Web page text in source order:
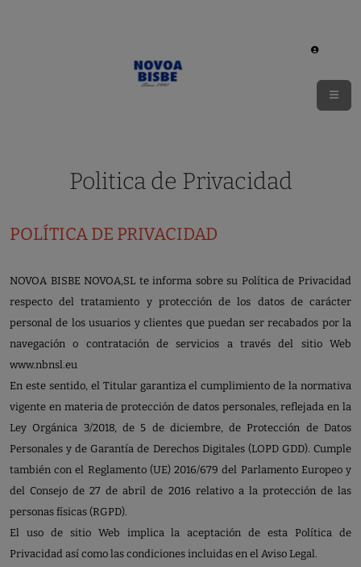
Politica de Privacidad
POLÍTICA DE PRIVACIDAD
NOVOA BISBE NOVOA,SL te informa sobre su Política de Privacidad
respecto del tratamiento y protección de los datos de carácter
personal de los usuarios y clientes que puedan ser recabados por la
navegación o contratación de servicios a través del sitio Web
www.nbnsl.eu
En este sentido, el Titular garantiza el cumplimiento de la normativa
vigente en materia de protección de datos personales, reflejada en la
Ley Orgánica 3/2018, de 5 de diciembre, de Protección de Datos
Personales y de Garantía de Derechos Digitales (LOPD GDD). Cumple
también con el Reglamento (UE) 2016/679 del Parlamento Europeo y
del Consejo de 27 de abril de 2016 relativo a la protección de las
personas físicas (RGPD).
El uso de sitio Web implica la aceptación de esta Política de
Privacidad así como las condiciones incluidas en el Aviso Legal.